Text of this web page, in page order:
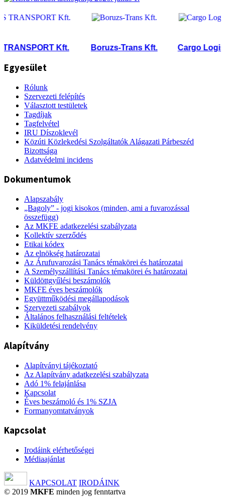
Kft. Boruzs-Trans Kft. Cargo Logistic
Egyesület
Rólunk
Szervezeti felépítés
Választott testületek
Tagdíjak
Tagfelvétel
IRU Díszoklevél
Közúti Közlekedési Szolgáltatók Alágazati Párbeszéd
Bizottsága
Adatvédelmi incidens
Dokumentumok
Alapszabály
„Bagoly” - jogi kisokos (minden, ami a fuvarozással
összefügg)
Az MKFE adatkezelési szabályzata
Kollektív szerződés
Etikai kódex
Az elnökség határozatai
Az Árufuvarozási Tanács témakörei és határozatai
A Személyszállítási Tanács témakörei és határozatai
Küldöttgyűlési beszámolók
MKFE éves beszámolók
Együttműködési megállapodások
Szervezeti szabályok
Általános felhasználási feltételek
Kiküldetési rendelvény
Alapítvány
Alapítványi tájékoztató
Az Alapítvány adatkezelési szabályzata
Adó 1% felajánlása
Kapcsolat
Éves beszámoló és 1% SZJA
Formanyomtatványok
Kapcsolat
Irodáink elérhetőségei
Médiaajánlat
KAPCSOLAT IRODÁINK
© 2019 MKFE minden jog fenntartva